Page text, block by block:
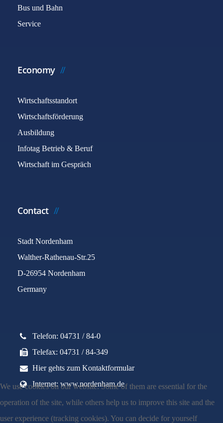
Bus und Bahn
Service
Economy
Wirtschaftsstandort
Wirtschaftsförderung
Ausbildung
Infotag Betrieb & Beruf
Wirtschaft im Gespräch
Contact
Stadt Nordenham
Walther-Rathenau-Str.25
D-26954 Nordenham
Germany
Telefon: 04731 / 84-0
Telefax: 04731 / 84-349
Hier gehts zum Kontaktformular
Internet: www.nordenham.de
We use cookies on our website. Some of them are essential for the
operation of the site, while others help us to improve this site and the
user experience (tracking cookies). You can decide for yourself